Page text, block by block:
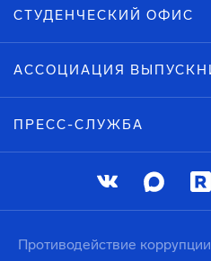
СТУДЕНЧЕСКИЙ ОФИС
АССОЦИАЦИЯ
ПРЕСС-СЛУЖБА
Противодействие коррупции